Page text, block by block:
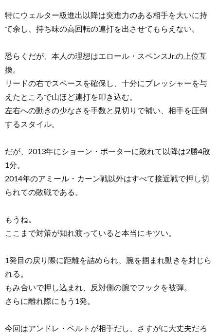
特にウェルター級進出以降は突進力のある相手を大いに持
て余し、持ち味の高回転の連打を出させてもらえない。
恐らくだが、本人の理想はエロール・スペンスJr.の上位互
換。
リードの右でスペースを確保し、十分にプレッシャーを与
えたところで山ほど連打を叩き込む。
左右への動きの少なさを手数と見切りで補い、相手を圧倒
するスタイル。
だが、2013年にショーン・ポーターに敗れて以降は2勝4敗
1分。
2014年のアミール・カーン戦以外はすべて接近戦で押し切
られての敗戦である。
もうね。
ここまで対策が知れ渡っていると本当にキツい。
1発目の戻り際に距離を詰められ、腕を掴まれ動きを封じら
れる。
もみ合いで押し込まれ、反対側の腕でフックを被弾。
さらに離れ際にもう1発。
今回はアンドレ・ベルトが相手だし、さすがに大丈夫だろ